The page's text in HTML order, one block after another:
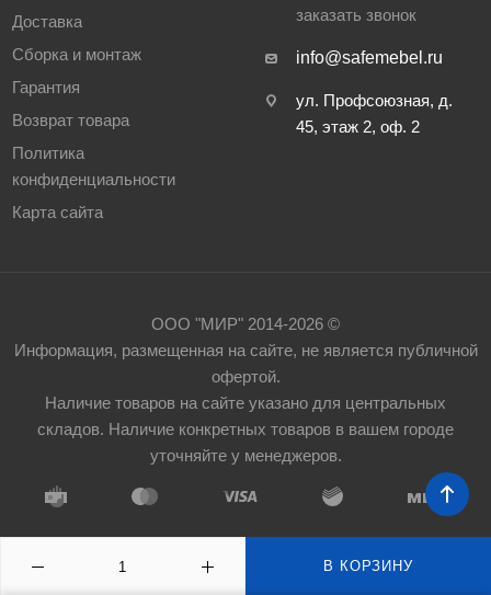
В КОРЗИНУ
Доставка
Сборка и монтаж
Гарантия
Возврат товара
Политика
конфиденциальности
Карта сайта
заказать звонок
info@safemebel.ru
ул. Профсоюзная, д.
45, этаж 2, оф. 2
ООО "МИР" 2014-2026 ©
Информация, размещенная на сайте, не является публичной
офертой.
Наличие товаров на сайте указано для центральных
складов. Наличие конкретных товаров в вашем городе
уточняйте у менеджеров.